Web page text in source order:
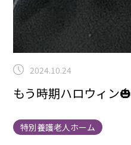
2024.10.24
もう時期ハロウィン🎃
特別養護老人ホーム